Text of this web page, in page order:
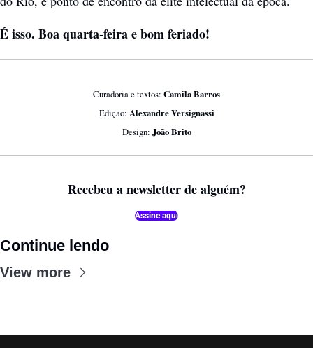
É isso. Boa quarta-feira e bom feriado!
Curadoria e textos: Camila Barros
Edição: Alexandre Versignassi
Design: João Brito
Recebeu a newsletter de alguém?
Assine aqui
Continue lendo
View more